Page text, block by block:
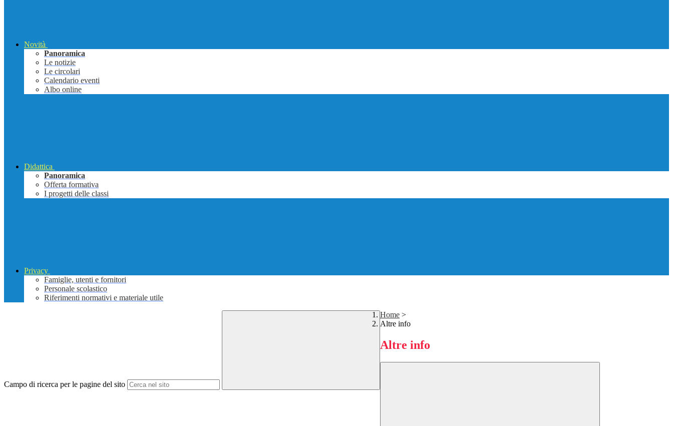
Novità
Panoramica
Le notizie
Le circolari
Calendario eventi
Albo online
Didattica
Panoramica
Offerta formativa
I progetti delle classi
Privacy
Famiglie, utenti e fornitori
Personale scolastico
Riferimenti normativi e materiale utile
Campo di ricerca per le pagine del sito
Home >
Altre info
Altre info